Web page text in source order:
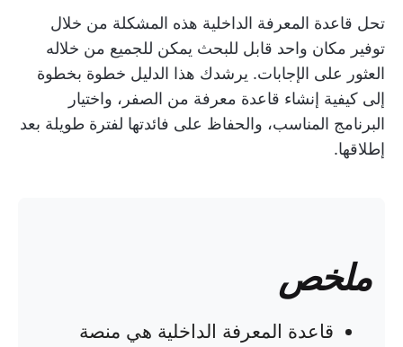
تحل قاعدة المعرفة الداخلية هذه المشكلة من خلال
توفير مكان واحد قابل للبحث يمكن للجميع من خلاله
العثور على الإجابات. يرشدك هذا الدليل خطوة بخطوة
إلى كيفية إنشاء قاعدة معرفة من الصفر، واختيار
البرنامج المناسب، والحفاظ على فائدتها لفترة طويلة بعد
إطلاقها.
ملخص
قاعدة المعرفة الداخلية هي منصة